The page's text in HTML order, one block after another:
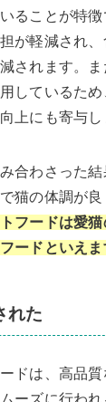
ることが特
が軽減され
されます。
しているた
上にも寄与し
合わさった
猫の体調が
フードは愛
ードといえま
れた
ドは、高品